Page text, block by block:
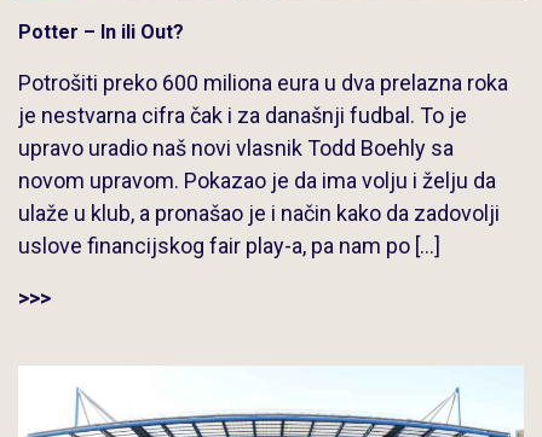
Potter – In ili Out?
Potrošiti preko 600 miliona eura u dva prelazna roka
je nestvarna cifra čak i za današnji fudbal. To je
upravo uradio naš novi vlasnik Todd Boehly sa
novom upravom. Pokazao je da ima volju i želju da
ulaže u klub, a pronašao je i način kako da zadovolji
uslove financijskog fair play-a, pa nam po […]
>>>